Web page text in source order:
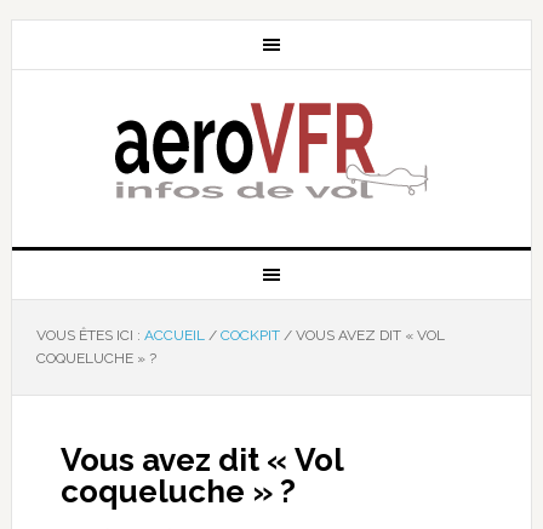
VOUS ÊTES ICI : ACCUEIL / COCKPIT /VOUS AVEZ DIT « VOL
COQUELUCHE » ?
Vous avez dit « Vol
coqueluche » ?